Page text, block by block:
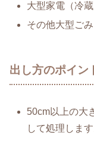
大型家電（冷
その他大型ごみ
出し方のポイン
50cm以上の大
して処理します